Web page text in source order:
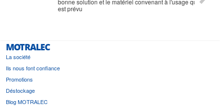
MOTRALEC
La société
Ils nous font confiance
Promotions
Déstockage
Blog MOTRALEC